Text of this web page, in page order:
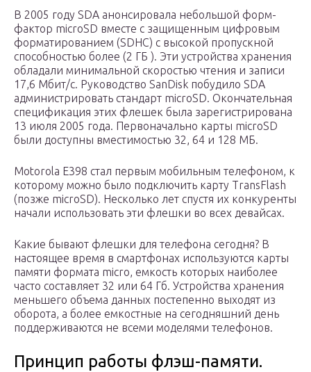
В 2005 году SDA анонсировала небольшой форм-
фактор microSD вместе с защищенным цифровым
форматированием (SDHC) с высокой пропускной
способностью более (2 ГБ ). Эти устройства хранения
обладали минимальной скоростью чтения и записи
17,6 Мбит/с. Руководство SanDisk побудило SDA
администрировать стандарт microSD. Окончательная
спецификация этих флешек была зарегистрирована
13 июля 2005 года. Первоначально карты microSD
были доступны вместимостью 32, 64 и 128 МБ.
Motorola E398 стал первым мобильным телефоном, к
которому можно было подключить карту TransFlash
(позже microSD). Несколько лет спустя их конкуренты
начали использовать эти флешки во всех девайсах.
Какие бывают флешки для телефона сегодня? В
настоящее время в смартфонах используются карты
памяти формата micro, емкость которых наиболее
часто составляет 32 или 64 Гб. Устройства хранения
меньшего объема данных постепенно выходят из
оборота, а более емкостные на сегодняшний день
поддерживаются не всеми моделями телефонов.
Принцип работы флэш-памяти.